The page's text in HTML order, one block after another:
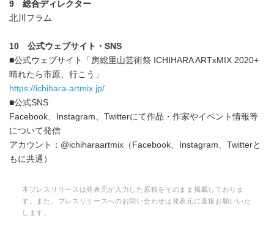
9 総合ディレクター
北川フラム
10 公式ウェブサイト・SNS
■公式ウェブサイト「房総里山芸術祭 ICHIHARA ARTxMIX 2020+
晴れたら市原、行こう」
https://ichihara-artmix.jp/
■公式SNS
Facebook、Instagram、Twitterにて作品・作家やイベント情報等
について発信
アカウント：@ichiharaartmix（Facebook、Instagram、Twitterと
もに共通）
本プレスリリースは発表元が入力した原稿をそのまま掲載しておりま
す。また、プレスリリースへのお問い合わせは発表元に直接お願いいた
します。